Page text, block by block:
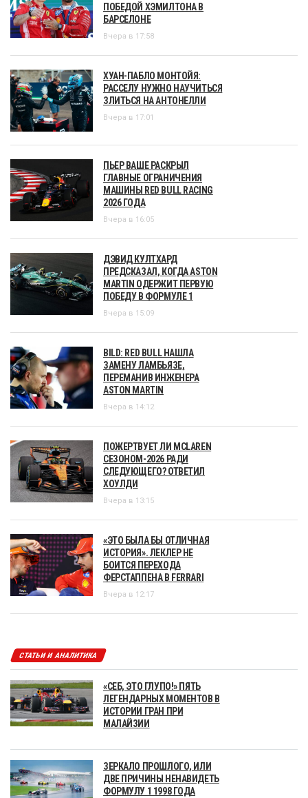
ПОБЕДОЙ ХЭМИЛТОНА В
БАРСЕЛОНЕ
Вчера в 17:58
ХУАН-ПАБЛО МОНТОЙЯ:
РАССЕЛУ НУЖНО НАУЧИТЬСЯ
ЗЛИТЬСЯ НА АНТОНЕЛЛИ
Вчера в 17:01
ПЬЕР ВАШЕ РАСКРЫЛ
ГЛАВНЫЕ ОГРАНИЧЕНИЯ
МАШИНЫ RED BULL RACING
2026 ГОДА
Вчера в 16:05
ДЭВИД КУЛТХАРД
ПРЕДСКАЗАЛ, КОГДА ASTON
MARTIN ОДЕРЖИТ ПЕРВУЮ
ПОБЕДУ В ФОРМУЛЕ 1
Вчера в 15:09
BILD: RED BULL НАШЛА
ЗАМЕНУ ЛАМБЬЯЗЕ,
ПЕРЕМАНИВ ИНЖЕНЕРА
ASTON MARTIN
Вчера в 14:12
ПОЖЕРТВУЕТ ЛИ MCLAREN
СЕЗОНОМ-2026 РАДИ
СЛЕДУЮЩЕГО? ОТВЕТИЛ
ХОУЛДИ
Вчера в 13:15
«ЭТО БЫЛА БЫ ОТЛИЧНАЯ
ИСТОРИЯ». ЛЕКЛЕР НЕ
БОИТСЯ ПЕРЕХОДА
ФЕРСТАППЕНА В FERRARI
Вчера в 12:17
СТАТЬИ И АНАЛИТИКА
«СЕБ, ЭТО ГЛУПО!» ПЯТЬ
ЛЕГЕНДАРНЫХ МОМЕНТОВ В
ИСТОРИИ ГРАН ПРИ
МАЛАЙЗИИ
ЗЕРКАЛО ПРОШЛОГО, ИЛИ
ДВЕ ПРИЧИНЫ НЕНАВИДЕТЬ
ФОРМУЛУ 1 1998 ГОДА